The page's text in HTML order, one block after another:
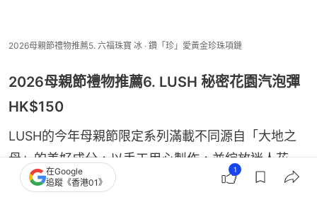
2026母親節禮物推薦5. 六福珠寶 冰 ‧ 鑽「珍」愛黃金珍珠項鏈
2026母親節禮物推薦6. LUSH 秘密花園汽泡彈
HK$150
LUSH的今年母親節限定系列滿載不同源自「大地之
母」的美好成分，以手工用心製作，並綻放迷人花
香，不但好好呵護媽媽的肌膚，更是答謝媽媽日常的
在Google
追蹤《香港01》
1